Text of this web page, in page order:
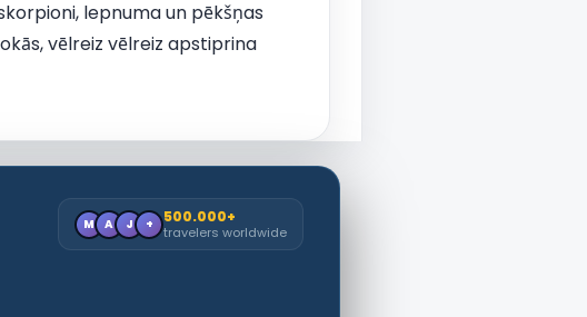
lepnuma un pēkšņas
vēlreiz vēlreiz apstiprina
M A J + 500.000+
travelers worldwide